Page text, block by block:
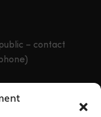
– contact